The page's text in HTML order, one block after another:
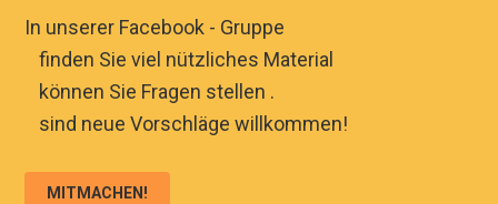
In unserer Facebook - Gruppe
♦finden Sie viel nützliches Material
können Sie Fragen stellen .
sind neue Vorschläge willkommen!
MITMACHEN!